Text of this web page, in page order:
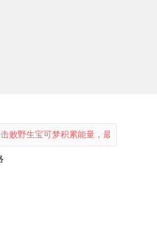
积累能量，最终在限定时间内将更多